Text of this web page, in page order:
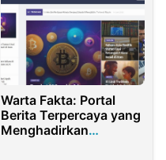
Warta Fakta: Portal
Berita Terpercaya yang
Menghadirkan